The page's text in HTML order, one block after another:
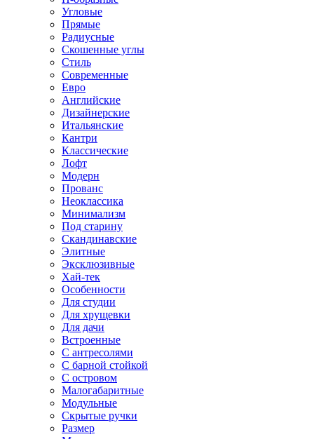
Угловые
Прямые
Радиусные
Скошенные углы
Стиль
Современные
Евро
Английские
Дизайнерские
Итальянские
Кантри
Классические
Лофт
Модерн
Прованс
Неоклассика
Минимализм
Под старину
Скандинавские
Элитные
Эксклюзивные
Хай-тек
Особенности
Для студии
Для хрущевки
Для дачи
Встроенные
С антресолями
С барной стойкой
С островом
Малогабаритные
Модульные
Скрытые ручки
Размер